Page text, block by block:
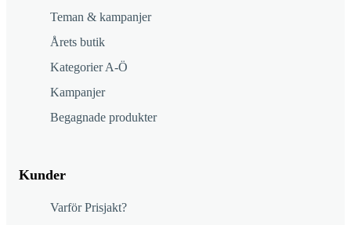
Teman & kampanjer
Årets butik
Kategorier A-Ö
Kampanjer
Begagnade produkter
Kunder
Varför Prisjakt?